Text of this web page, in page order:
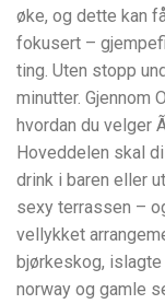
øke, og dette kan
fokusert –
ting. Uten stopp
minutter. Gjennom
hvordan du velger
Hoveddelen skal
drink i baren eller
sexy terrassen –
vellykket
bjørkeskog,
norway og gamle